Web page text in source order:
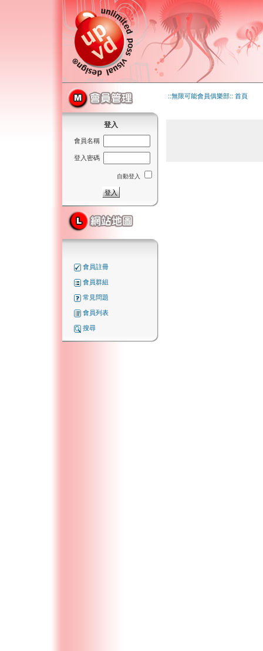
登入
會員名稱
登入密碼
自動登入
會員註冊
會員群組
常見問題
會員列表
搜尋
::無限可能會員俱樂部:: 首頁